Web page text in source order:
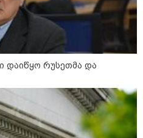
უკვე
სივრცის
შესაძლებლობა
მოგცეთ“ - თბილისის
ზოოპარკი სატესტო
დაფუძნებულ
რომელიც
სახაზინო დეპარტამენტმა
დაიწყო რუსეთმა და